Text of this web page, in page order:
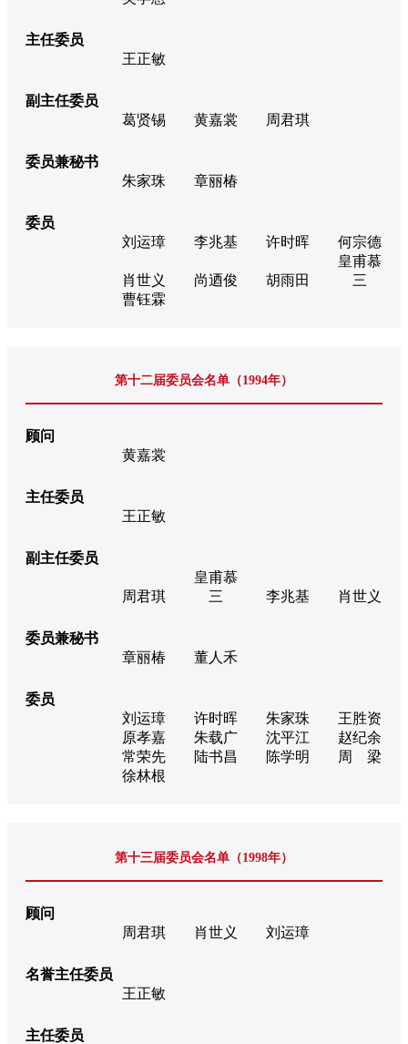
主任委员
王正敏
副主任委员
葛贤锡
黄嘉裳 周君琪
委员兼秘书
朱家珠
章丽椿
委员
刘运璋
李兆基 许时晖 何宗德
肖世义 尚迺俊 胡雨田
皇甫慕
三
曹钰霖
第十二届委员会名单（1994年）
顾问
黄嘉裳
主任委员
王正敏
副主任委员
周君琪
皇甫慕
三
李兆基 肖世义
委员兼秘书
章丽椿
董人禾
委员
刘运璋
许时晖 朱家珠
王胜资
原孝嘉
朱载广 沈平江
赵纪余
常荣先
陆书昌 陈学明
周 梁
徐林根
第十三届委员会名单（1998年）
顾问
周君琪
肖世义 刘运璋
名誉主任委员
王正敏
主任委员